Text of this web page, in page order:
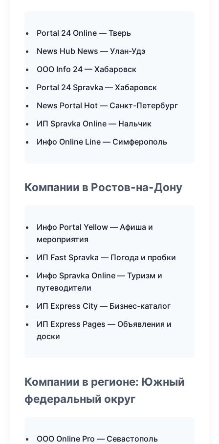
Portal 24 Online — Тверь
News Hub News — Улан-Удэ
ООО Info 24 — Хабаровск
Portal 24 Spravka — Хабаровск
News Portal Hot — Санкт-Петербург
ИП Spravka Online — Нальчик
Инфо Online Line — Симферополь
Компании в Ростов-на-Дону
Инфо Portal Yellow — Афиша и
мероприятия
ИП Fast Spravka — Погода и пробки
Инфо Spravka Online — Туризм и
путеводители
ИП Express City — Бизнес-каталог
ИП Express Pages — Объявления и
доски
Компании в регионе: Южный
федеральный округ
ООО Online Pro — Севастополь